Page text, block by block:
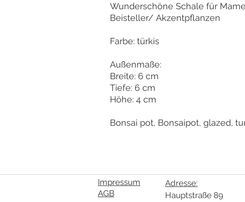
Wunderschöne Schale für
Beisteller/ Akzentpflanzen
Farbe: türkis
Außenmaße:
Breite: 6 cm
Tiefe: 6 cm
Höhe: 4 cm
Bonsai pot, Bonsaipot, glazed,
Impressum
AGB
Adresse:
Hauptstraße 89